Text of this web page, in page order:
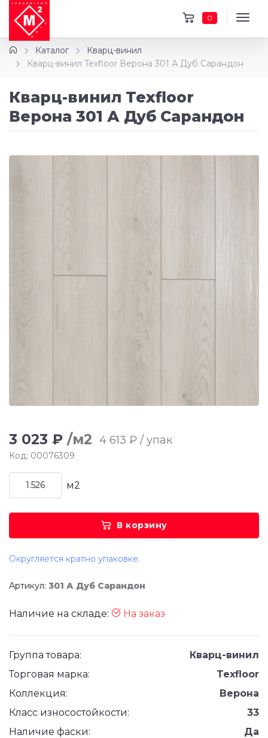
0
Каталог
Кварц-винил
Кварц-винил Texfloor Верона 301 А Дуб Сарандон
Кварц-винил Texfloor
Верона 301 А Дуб Сарандон
3 023 ₽ /м2 4 613 ₽ / упак
Код: 00076309
м2
В корзину
Округляется кратно упаковке.
Артикул: 301 А Дуб Сарандон
Наличие на складе: На заказ
Группа товара:
Кварц-винил
Торговая марка:
Texfloor
Коллекция:
Верона
Класс износостойкости:
33
Наличие фаски:
Да